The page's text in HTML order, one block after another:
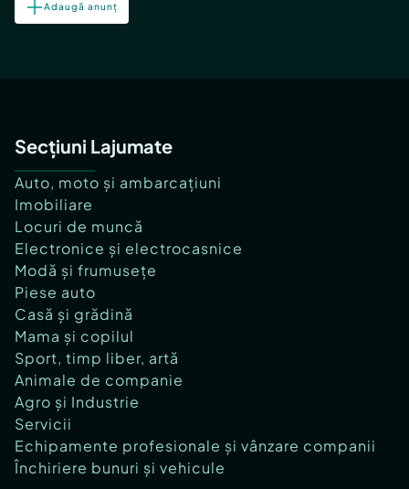
Adaugă anunț
Secțiuni Lajumate
Auto, moto și ambarcațiuni
Imobiliare
Locuri de muncă
Electronice și electrocasnice
Modă și frumusețe
Piese auto
Casă și grădină
Mama și copilul
Sport, timp liber, artă
Animale de companie
Agro și Industrie
Servicii
Echipamente profesionale și vânzare companii
Închiriere bunuri și vehicule